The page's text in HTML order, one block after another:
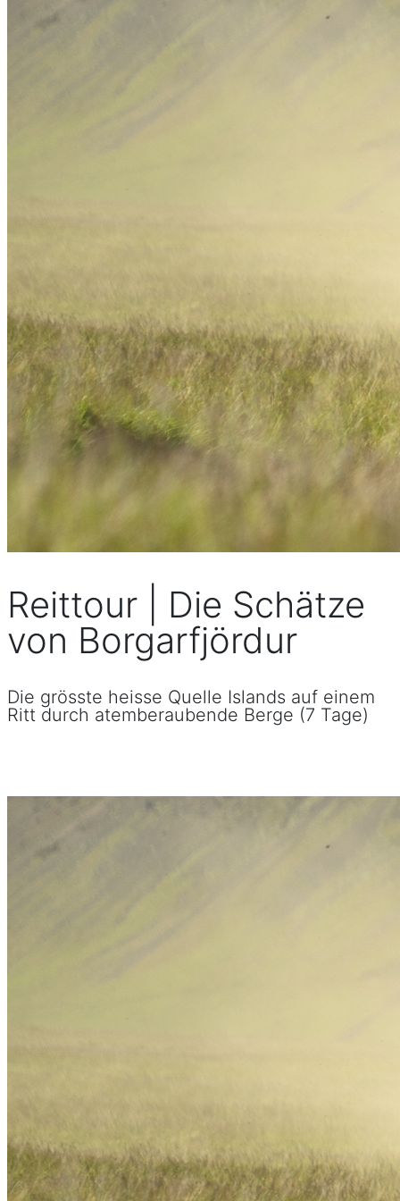
Reittour | Die Schätze
von Borgarfjördur
Die grösste heisse Quelle Islands auf einem
Ritt durch atemberaubende Berge (7 Tage)